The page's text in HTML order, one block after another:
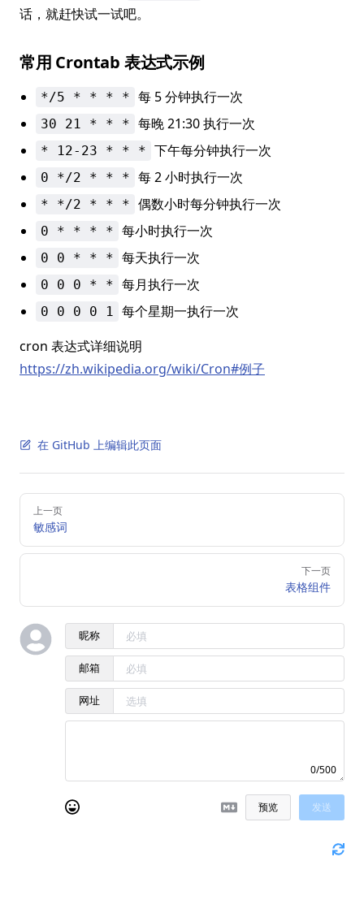
话，就赶快试一试吧。
常用 Crontab 表达式示例
*/5 * * * * 每 5 分钟执行一次
30 21 * * * 每晚 21:30 执行一次
* 12-23 * * * 下午每分钟执行一次
0 */2 * * * 每 2 小时执行一次
* */2 * * * 偶数小时每分钟执行一次
0 * * * * 每小时执行一次
0 0 * * * 每天执行一次
0 0 0 * * 每月执行一次
0 0 0 0 1
每个星期一执行一次
cron 表达式详细说明
https://zh.wikipedia.org/wiki/Cron#例子
在 GitHub 上编辑此页面
Pager
上一页
敏感词
下一页
表格组件
昵称
邮箱
网址
0/500
预览 发送